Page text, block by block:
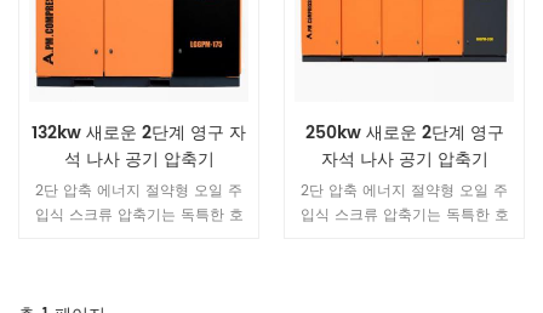
132kw 새로운 2단계 영구 자
석 나사 공기 압축기
2단 압축 에너지 절약형 오일 주
입식 스크류 압축기는 독특한 호
250kw 새로운 2단계 영구
자석 나사 공기 압축기
2단 압축 에너지 절약형 오일 주
입식 스크류 압축기는 독특한 호